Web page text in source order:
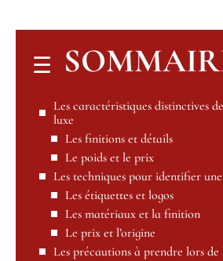
Les caractéristiques distinctives
luxe
Les finitions et détails
Le poids et le prix
Les techniques pour identifier
Les étiquettes et logos
Les matériaux et la finition
Le prix et l’origine
Les précautions à prendre lors de